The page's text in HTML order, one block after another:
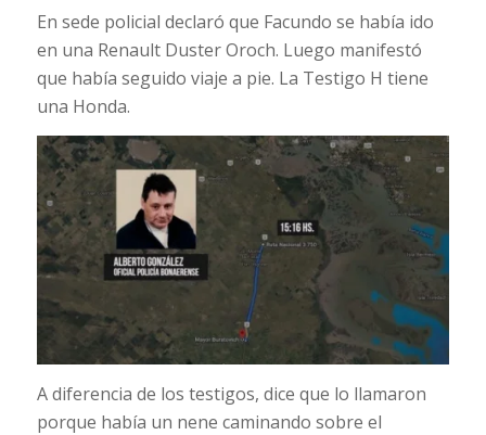
En sede policial declaró que Facundo se había ido
en una Renault Duster Oroch. Luego manifestó
que había seguido viaje a pie. La Testigo H tiene
una Honda.
A diferencia de los testigos, dice que lo llamaron
porque había un nene caminando sobre el